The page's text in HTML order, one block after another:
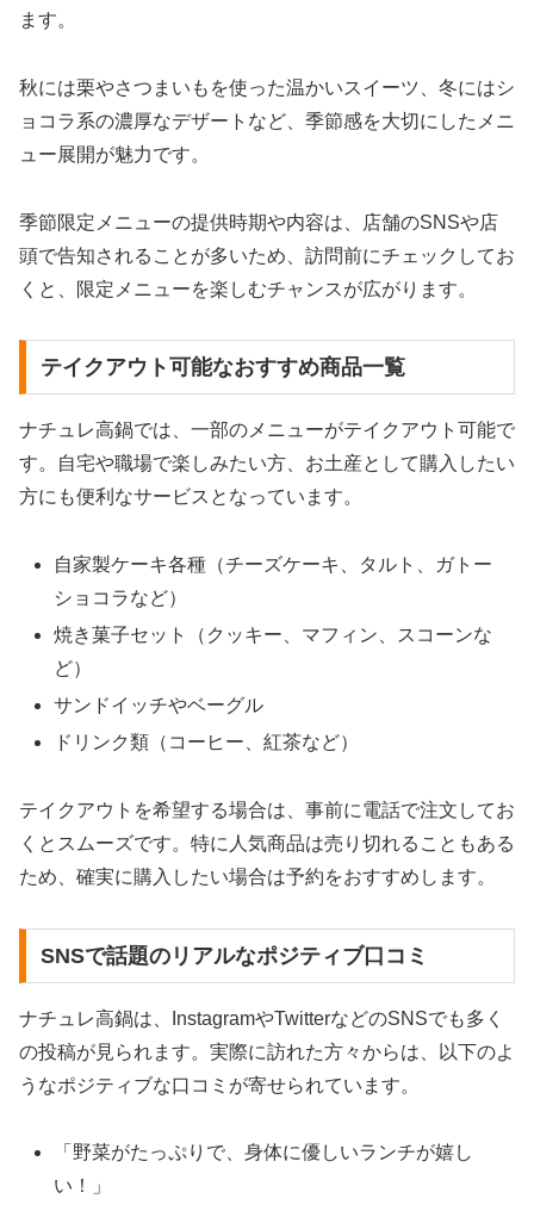
ます。
秋には栗やさつまいもを使った温かいスイーツ、冬にはシ
ョコラ系の濃厚なデザートなど、季節感を大切にしたメニ
ュー展開が魅力です。
季節限定メニューの提供時期や内容は、店舗のSNSや店
頭で告知されることが多いため、訪問前にチェックしてお
くと、限定メニューを楽しむチャンスが広がります。
テイクアウト可能なおすすめ商品一覧
ナチュレ高鍋では、一部のメニューがテイクアウト可能で
す。自宅や職場で楽しみたい方、お土産として購入したい
方にも便利なサービスとなっています。
自家製ケーキ各種（チーズケーキ、タルト、ガトー
ショコラなど）
焼き菓子セット（クッキー、マフィン、スコーンな
ど）
サンドイッチやベーグル
ドリンク類（コーヒー、紅茶など）
テイクアウトを希望する場合は、事前に電話で注文してお
くとスムーズです。特に人気商品は売り切れることもある
ため、確実に購入したい場合は予約をおすすめします。
SNSで話題のリアルなポジティブ口コミ
ナチュレ高鍋は、InstagramやTwitterなどのSNSでも多く
の投稿が見られます。実際に訪れた方々からは、以下のよ
うなポジティブな口コミが寄せられています。
「野菜がたっぷりで、身体に優しいランチが嬉し
い！」